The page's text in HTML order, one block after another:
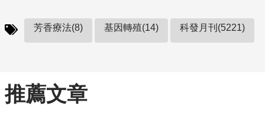
芳香療法(8) 基因轉殖(14) 科發月刊(5221)
推薦文章